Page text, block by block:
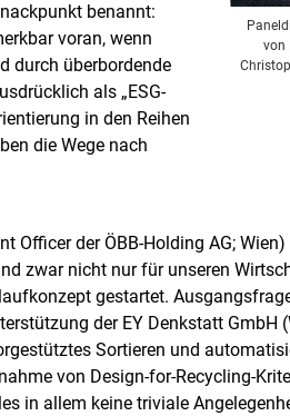
benannt:
voran, wenn
durch überbordende
als „ESG-
in den Reihen
die Wege nach
von
Officer der ÖBB-Holding AG;
zwar nicht nur für unseren
gestartet.
der EY Denkstatt GmbH
Sortieren und
von Design-for-Recycling-
in allem keine triviale